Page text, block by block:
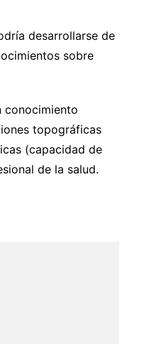
desarrollarse de
sobre
conocimiento
topográficas
(capacidad de
de la salud.